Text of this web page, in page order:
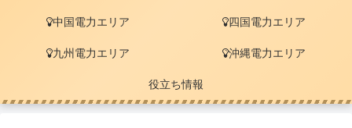
中国電力エリア 四国電力エリア
九州電力エリア 沖縄電力エリア
役立ち情報